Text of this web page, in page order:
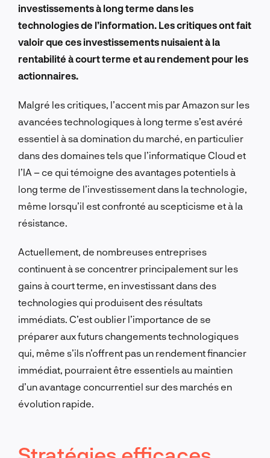
investissements à long terme dans les
technologies de l’information. Les critiques ont fait
valoir que ces investissements nuisaient à la
rentabilité à court terme et au rendement pour les
actionnaires.
Malgré les critiques, l’accent mis par Amazon sur les
avancées technologiques à long terme s’est avéré
essentiel à sa domination du marché, en particulier
dans des domaines tels que l’informatique Cloud et
l’IA – ce qui témoigne des avantages potentiels à
long terme de l’investissement dans la technologie,
même lorsqu’il est confronté au scepticisme et à la
résistance.
Actuellement, de nombreuses entreprises
continuent à se concentrer principalement sur les
gains à court terme, en investissant dans des
technologies qui produisent des résultats
immédiats. C’est oublier l’importance de se
préparer aux futurs changements technologiques
qui, même s’ils n’offrent pas un rendement financier
immédiat, pourraient être essentiels au maintien
d’un avantage concurrentiel sur des marchés en
évolution rapide.